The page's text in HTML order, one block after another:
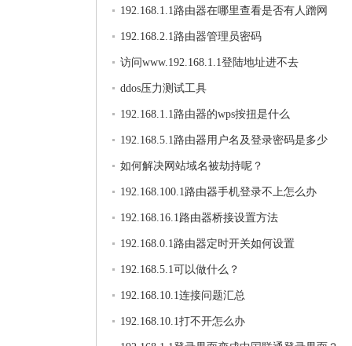
192.168.1.1路由器在哪里查看是否有人蹭网
192.168.2.1路由器管理员密码
访问www.192.168.1.1登陆地址进不去
ddos压力测试工具
192.168.1.1路由器的wps按扭是什么
192.168.5.1路由器用户名及登录密码是多少
如何解决网站域名被劫持呢？
192.168.100.1路由器手机登录不上怎么办
192.168.16.1路由器桥接设置方法
192.168.0.1路由器定时开关如何设置
192.168.5.1可以做什么？
192.168.10.1连接问题汇总
192.168.10.1打不开怎么办